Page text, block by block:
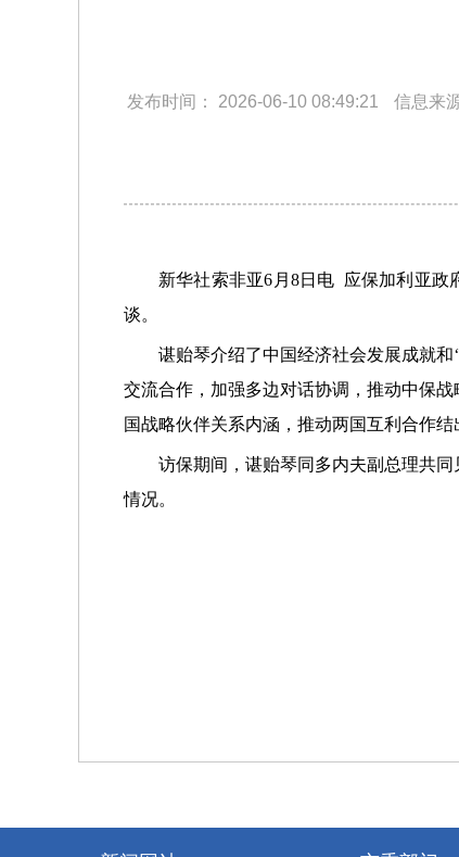
发布时间： 2026-06-10 08:49:21 信息来
新华社索非亚6月8日电 应保加利亚政
谈。
谌贻琴介绍了中国经济社会发展成就
交流合作，加强多边对话协调，推动中保
国战略伙伴关系内涵，推动两国互利合作结
访保期间，谌贻琴同多内夫副总理共
情况。